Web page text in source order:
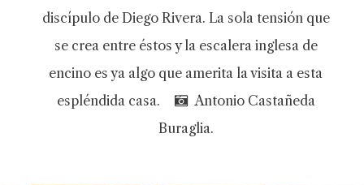
discípulo de Diego Rivera. La sola tensión que
se crea entre éstos y la escalera inglesa de
encino es ya algo que amerita la visita a esta
espléndida casa.
Antonio Castañeda
Buraglia.